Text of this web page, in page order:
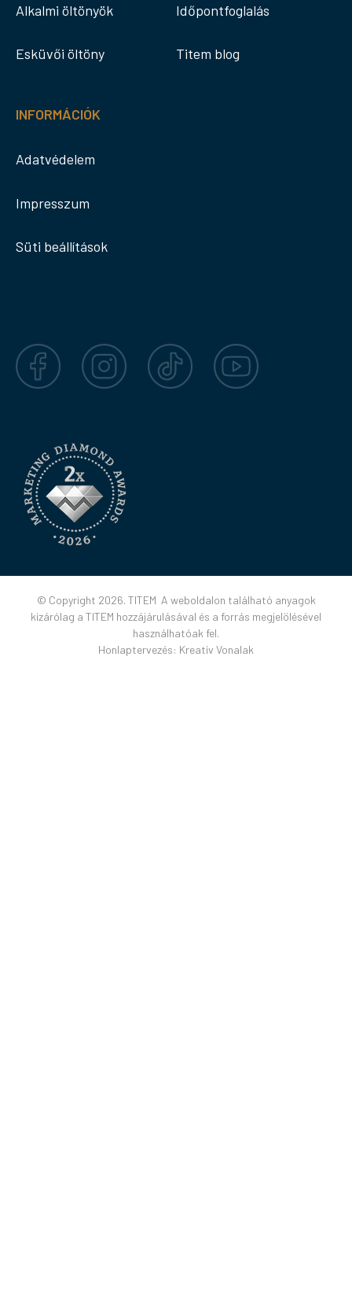
Alkalmi öltönyök
Esküvői öltöny
Időpontfoglalás
Titem blog
INFORMÁCIÓK
Adatvédelem
Impresszum
Süti beállítások
Facebook Instagram TikTok YouTube
© Copyright 2026. TITEM A weboldalon található anyagok
kizárólag a TITEM hozzájárulásával és a forrás megjelölésével
használhatóak fel.
Honlaptervezés: Kreatív Vonalak